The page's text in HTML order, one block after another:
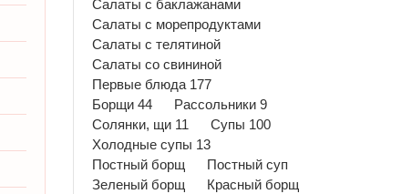
Салаты с баклажанами
Салаты с морепродуктами
Салаты с телятиной
Салаты со свининой
Первые блюда 177
Борщи 44
Рассольники 9
Солянки, щи 11
Супы 100
Холодные супы 13
Постный борщ
Постный суп
Зеленый борщ
Красный борщ